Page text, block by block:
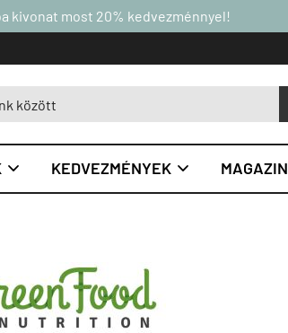
kivonat most 20% kedvezménnyel!
 KEDVEZMÉNYEK  MAGAZIN